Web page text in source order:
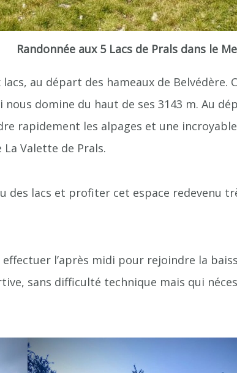
Randonnée aux 5 Lacs de Prals dans le
au départ des hameaux de Belvédère.
domine du haut de ses 3143 m. Au
rapidement les alpages et une
Valette de Prals.
des lacs et profiter cet espace redevenu
l’après midi pour rejoindre la
sans difficulté technique mais qui